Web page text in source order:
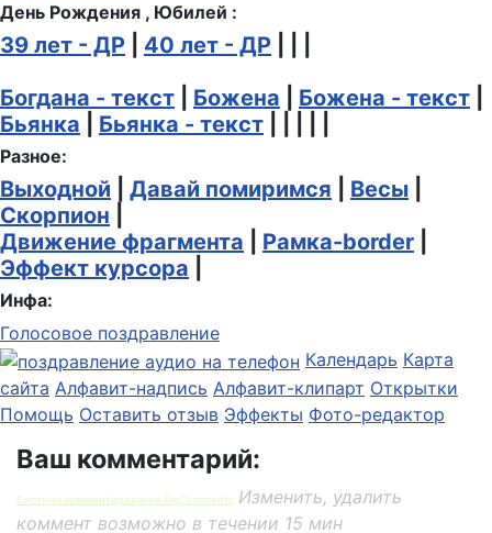
День Рождения , Юбилей :
39 лет - ДР 40 лет - ДР
Богдана - текст
Божена Божена - текст
Бьянка
Бьянка - текст
Разное:
Выходной Давай помиримся Весы
Скорпион
Движение фрагмента
Рамка-border
Эффект курсора
Инфа:
Голосовое поздравление
Календарь Карта
сайта Алфавит-надпись Алфавит-клипарт Открытки
Помощь Оставить отзыв Эффекты Фото-редактор
Ваш комментарий:
Система комментирования SigComments
Изменить, удалить
коммент возможно в течении 15 мин